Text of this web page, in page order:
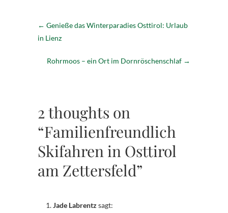
← Genieße das Winterparadies Osttirol: Urlaub
in Lienz
Rohrmoos – ein Ort im Dornröschenschlaf →
2 thoughts on
“Familienfreundlich
Skifahren in Osttirol
am Zettersfeld”
Jade Labrentzsagt: